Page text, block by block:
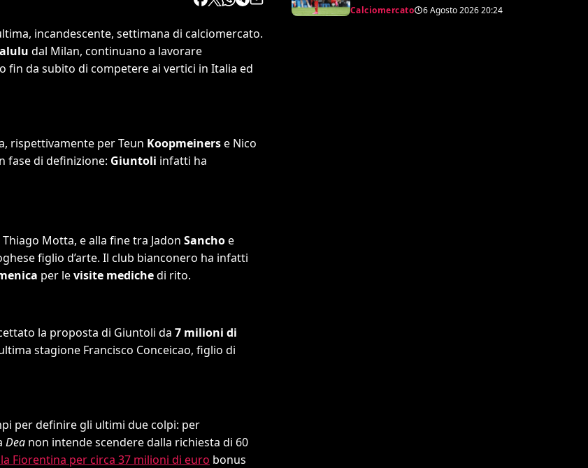
incandescente, settimana di calciomercato.
dal Milan, continuano a lavorare
fin da subito di competere ai vertici in Italia ed
rispettivamente per Teun Koopmeinerse Nico
fase di definizione: Giuntoli infatti ha
Motta, e alla fine tra Jadon Sanchoe
figlio d’arte. Il club bianconero ha infatti
per levisite medichedi rito.
la proposta di Giuntoli da 7 milioni di
stagione Francisco Conceicao, figlio di
per definire gli ultimi due colpi: per
Dea non intende scendere dalla richiesta di 60
Fiorentina per circa 37 milioni di euro bonus
Calciomercato 6 Agosto 202620:24